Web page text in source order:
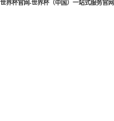
世界杯官网-世界杯（中国）一站式服务官网